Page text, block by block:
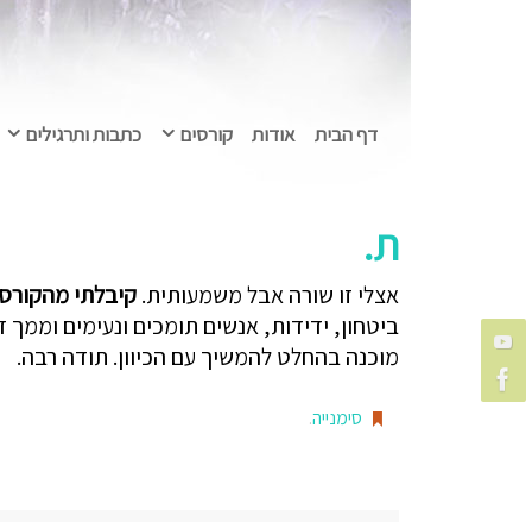
דף הבית אודות קורסים כתבות ותרגילים
ת.
אצלי זו שורה אבל משמעותית.קיבלתי
ביטחון, ידידות, אנשים תומכים ונעימים
מוכנה בהחלט להמשיך עם הכיוון. תודה רבה.
סימנייה.